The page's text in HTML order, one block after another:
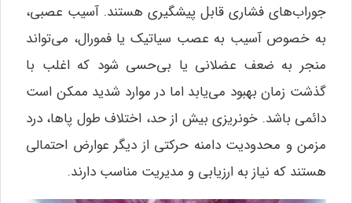
جوراب‌های فشاری قابل پیشگیری هستند. آسیب عصبی،
به خصوص آسیب به عصب سیاتیک یا فمورال، می‌تواند
منجر به ضعف عضلانی یا بی‌حسی شود که اغلب با
گذشت زمان بهبود می‌یابد اما در موارد شدید ممکن است
دائمی باشد. خونریزی بیش از حد، اختلاف طول پاها، درد
مزمن و محدودیت دامنه حرکتی از دیگر عوارض احتمالی
هستند که نیاز به ارزیابی و مدیریت مناسب دارند.